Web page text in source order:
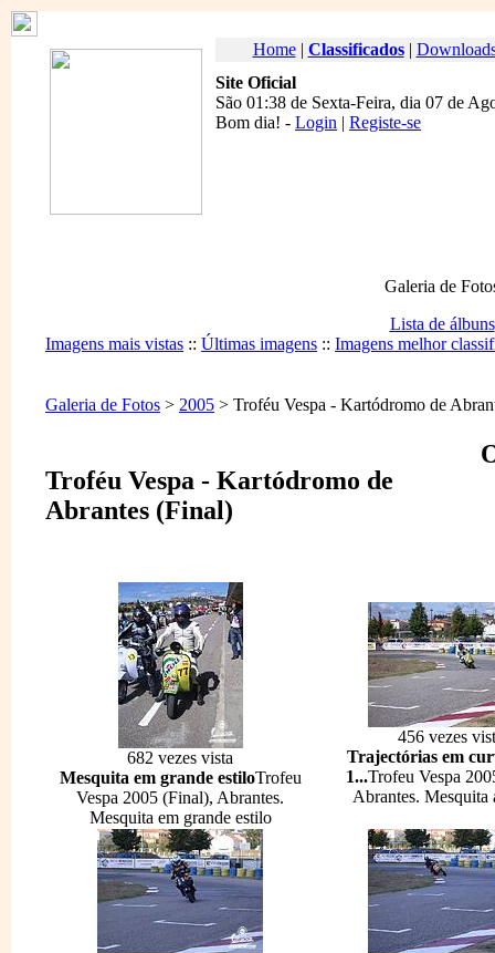
Home| Classificados|
Site Oficial
São 01:38 de Sexta-Feira, dia 07 de
Bom dia! - Login | Registe-se
Galeria de
Lista de álbuns
Imagens mais vistas :: Últimas imagens :: Imagens melhor
Galeria de Fotos > 2005 > Troféu Vespa - Kartódromo de
Troféu Vespa - Kartódromo de
Abrantes (Final)
682 vezes vista
Mesquita em grande estiloTrofeu
Vespa 2005 (Final), Abrantes.
Mesquita em grande estilo
456 vezes
Trajectórias em
1...Trofeu Vespa
Abrantes. Mesquita